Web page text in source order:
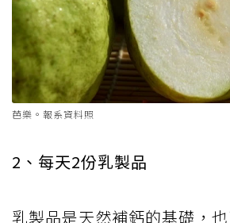
芭樂。報系資料照
2、每天2份乳製品
乳製品是天然補鈣的基礎，